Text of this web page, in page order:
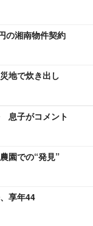
の湘南物件契約
地で炊き出し
息子がコメント
園での“発見”
享年44